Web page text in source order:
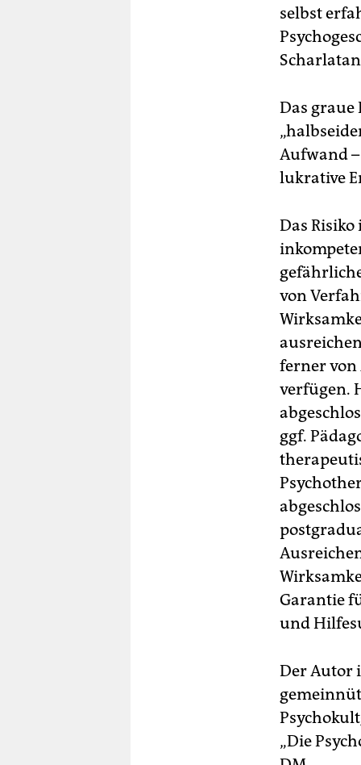
selbst
Das graue
Aufwand
lukrative
Das
von
ferner
verfügen.
ggf.
Garantie
und
Der Autor
„Die